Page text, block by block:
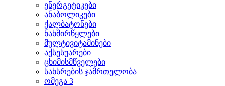
ენერგეტიკები
ანაბოლიკები
ქალბატონები
ნახშირწყლები
მულტივიტამინები
აქსესუარები
ცხიმისმწველები
სახსრების ჯამრთელობა
ომეგა 3